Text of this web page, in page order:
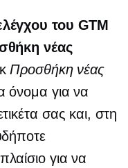
του GTM
νέας
Προσθήκη νέας
όνομα για να
σας και, στη
για να